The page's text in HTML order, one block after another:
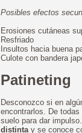
Posibles efectos
Erosiones cutáneas
Resfriado
Insultos hacia buena
Culote con bandera
Patineting
Desconozco si en
encontrarlos. De
suelo para dar
distintay se conoce